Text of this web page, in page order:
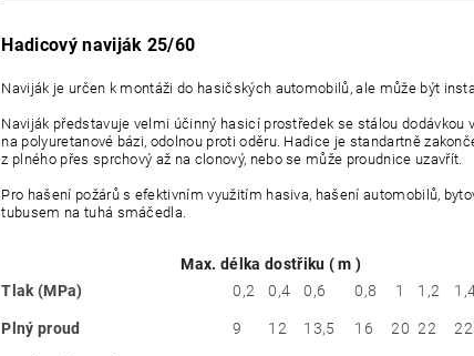
Hadicový naviják 25/60
Naviják je určen k montáži do hasičských automobilů, ale může být
Naviják představuje velmi účinný hasicí prostředek se stálou
na polyuretanové bázi, odolnou proti oděru. Hadice je standartně
z plného přes sprchový až na clonový, nebo se může proudnice uzavřít.
Pro hašení požárů s efektivním využitím hasiva, hašení automobilů,
tubusem na tuhá smáčedla.
Max. délka dostřiku ( m )
Tlak (MPa)
0,2 0,4 0,6 0,8 1 1,2
Plný proud 9 12 13,5 16 20 22 22